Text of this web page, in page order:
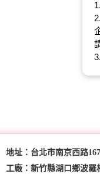
地址：台北市南京西路
工廠：新竹縣湖口鄉波羅